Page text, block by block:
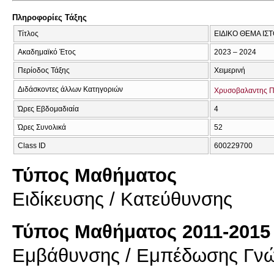
Πληροφορίες Τάξης
Τίτλος ΕΙΔΙΚΟ ΘΕΜΑ
Ακαδημαϊκό Έτος 2023 – 2024
Περίοδος Τάξης Χειμερινή
Διδάσκοντες άλλων Κατηγοριών Χρυσοβαλαντης
Ώρες Εβδομαδιαία 4
Ώρες Συνολικά 52
Class ID 600229700
Τύπος Μαθήματος
Eιδίκευσης / Kατεύθυνσης
Τύπος Μαθήματος 2011-2015
Εμβάθυνσης / Εμπέδωσης